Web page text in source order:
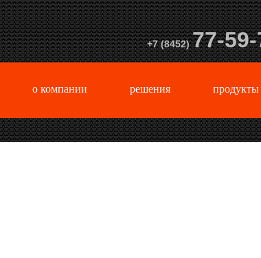
+7 (8452)77-
о компании решения продукты